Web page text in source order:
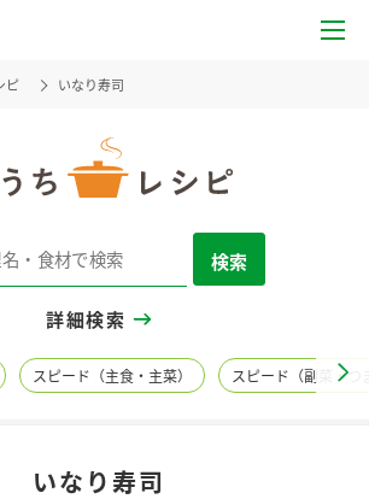
ピ いなり寿司
検索
詳細検索
スピード（主食・主菜） スピード（副菜・つ
いなり寿司